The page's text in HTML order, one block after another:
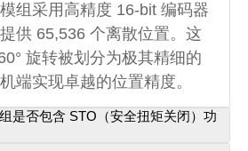
组采用高精度 16-bit 编码器
供 65,536 个离散位置。这
旋转被划分为极其精细的
端实现卓越的位置精度。
是否包含 STO（安全扭矩关闭）功